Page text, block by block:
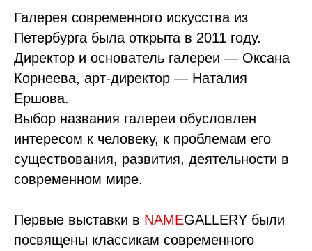
Галерея современного искусства из
Петербурга была открыта в 2011 году.
Директор и основатель галереи — Оксана
Корнеева, арт-директор — Наталия
Ершова.
Выбор названия галереи обусловлен
интересом к человеку, к проблемам его
существования, развития, деятельности в
современном мире.
Первые выставки в NAMEGALLERY были
посвящены классикам современного